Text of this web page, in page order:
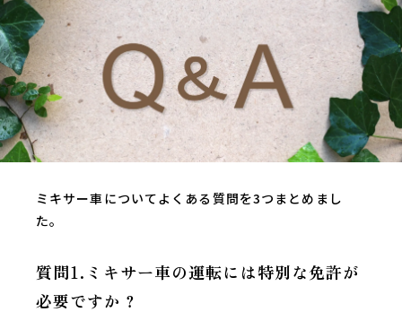
ミキサー車についてよくある質問を3つまとめまし
た。
質問1.ミキサー車の運転には特別な免許が
必要ですか？